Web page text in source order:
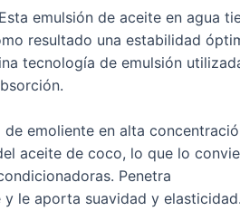
Esta emulsión de aceite en agua
resultado una estabilidad
tecnología de emulsión
emoliente en alta
aceite de coco, lo que lo
Penetra
y le aporta suavidad y